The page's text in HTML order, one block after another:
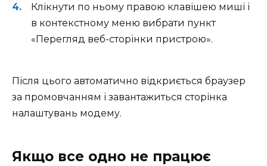
Клікнути по ньому правою клавішею миші і
в контекстному меню вибрати пункт
«Перегляд веб-сторінки пристрою».
Після цього автоматично відкриється браузер
за промовчанням і завантажиться сторінка
налаштувань модему.
Якщо все одно не працює